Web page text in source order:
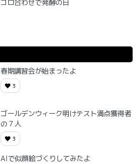
ゴロ合わせで発酵の日
春期講習会が始まったよ
3
ゴールデンウィーク明けテスト満点獲得者
の７人
3
AIで似顔絵づくりしてみたよ